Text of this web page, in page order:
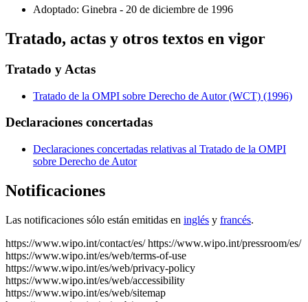
Adoptado: Ginebra - 20 de diciembre de 1996
Tratado, actas y otros textos en vigor
Tratado y Actas
Tratado de la OMPI sobre Derecho de Autor (WCT) (1996)
Declaraciones concertadas
Declaraciones concertadas relativas al Tratado de la OMPI
sobre Derecho de Autor
Notificaciones
Las notificaciones sólo están emitidas en inglés y francés.
https://www.wipo.int/contact/es/ https://www.wipo.int/pressroom/es/
https://www.wipo.int/es/web/terms-of-use
https://www.wipo.int/es/web/privacy-policy
https://www.wipo.int/es/web/accessibility
https://www.wipo.int/es/web/sitemap